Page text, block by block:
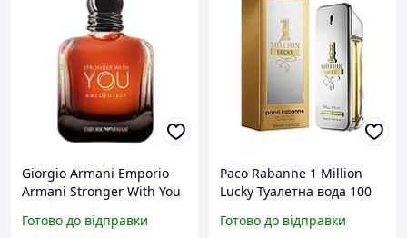
Giorgio Armani Emporio
Armani Stronger With You
100 ml
Готово до відправки
Paco Rabanne 1 Million
Lucky Туалетна вода 100
Лакі)
Готово до відправки